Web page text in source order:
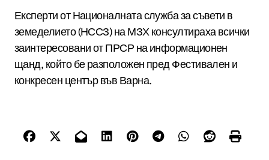
Експерти от Националната служба за съвети в
земеделието (НССЗ) на МЗХ консултираха всички
заинтересовани от ПРСР на информационен
щанд, който бе разположен пред Фестивален и
конкресен център във Варна.